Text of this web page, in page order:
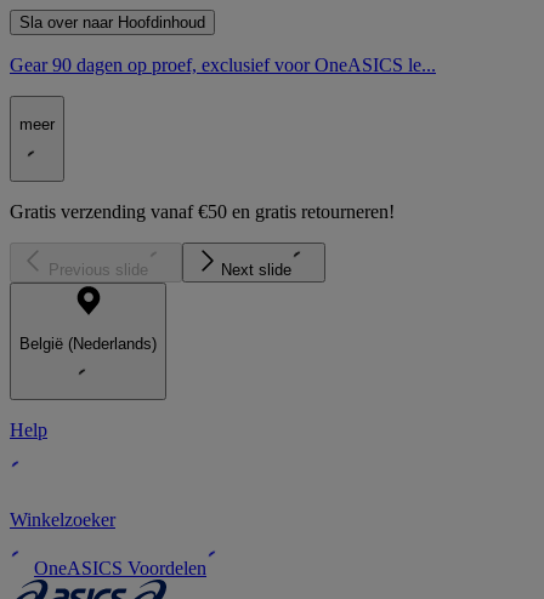
Sla over naar Hoofdinhoud
Gear 90 dagen op proef, exclusief voor OneASICS le...
meer
Gratis verzending vanaf €50 en gratis retourneren!
Previous slide Next slide
België (Nederlands)
Help
Winkelzoeker
OneASICS Voordelen